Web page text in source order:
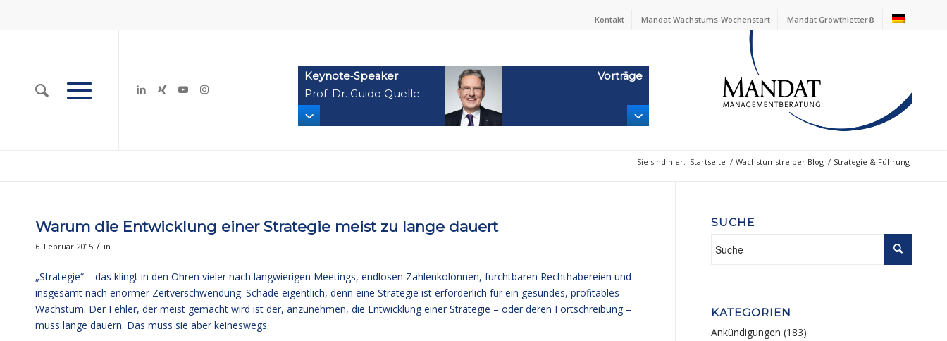
Kontakt Mandat Wachstums-Wochenstart Mandat Growthletter®
Keynote‑Speaker
Prof. Dr. Guido Quelle
Vorträge
Sie sind hier: Startseite / Wachstumstreiber Blog / Strategie & Führung
Warum die Entwicklung einer Strategie meist zu lange dauert
6. Februar 2015 / in
„Strategie“ – das klingt in den Ohren vieler nach langwierigen Meetings, endlosen Zahlenkolonnen, furchtbaren Rechthabereien und
insgesamt nach enormer Zeitverschwendung. Schade eigentlich, denn eine Strategie ist erforderlich für ein gesundes, profitables
Wachstum. Der Fehler, der meist gemacht wird ist der, anzunehmen, die Entwicklung einer Strategie – oder deren Fortschreibung –
muss lange dauern. Das muss sie aber keineswegs.
SUCHE
KATEGORIEN
Ankündigungen (183)